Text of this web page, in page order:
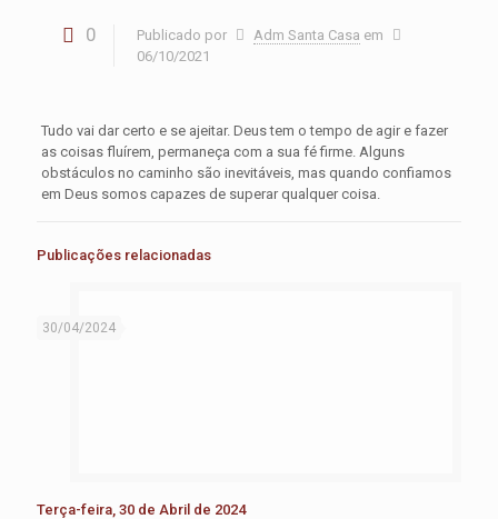
0 Publicado por Adm Santa Casa em
06/10/2021
Tudo vai dar certo e se ajeitar. Deus tem o tempo de agir e fazer
as coisas fluírem, permaneça com a sua fé firme. Alguns
obstáculos no caminho são inevitáveis, mas quando confiamos
em Deus somos capazes de superar qualquer coisa.
Publicações relacionadas
30/04/2024
Terça-feira, 30 de Abril de 2024